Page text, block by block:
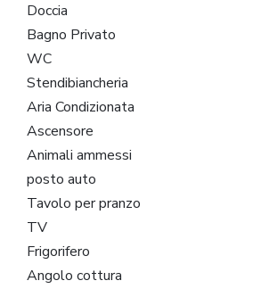
Doccia
Bagno Privato
WC
Stendibiancheria
Aria Condizionata
Ascensore
Animali ammessi
posto auto
Tavolo per pranzo
TV
Frigorifero
Angolo cottura